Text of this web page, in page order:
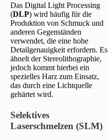
Das Digital Light Processing
(DLP) wird häufig für die
Produktion von Schmuck und
anderen Gegenständen
verwendet, die eine hohe
Detailgenauigkeit erfordern. Es
ähnelt der Stereolithographie,
jedoch kommt hierbei ein
spezielles Harz zum Einsatz,
das durch eine Lichtquelle
gehärtet wird.
Selektives
Laserschmelzen (SLM)